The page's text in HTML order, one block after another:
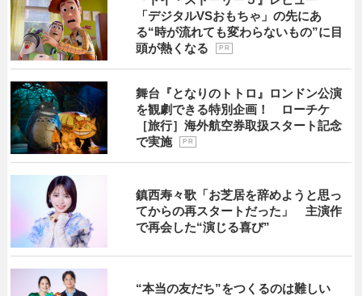
「デジタルVSおもちゃ」の先にあ
る“時が流れても変わらないもの”に目
頭が熱くなる
P R
舞台『となりのトトロ』ロンドン公演
を観劇できる特別企画！ ローチケ
［旅行］海外航空券取扱スタート記念
で実施
P R
鎮西寿々歌「お芝居を辞めようと思っ
てからの再スタートだった」 主演作
で再会した“演じる喜び”
“本当の友だち”をつくるのは難しい